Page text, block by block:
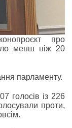
про
менш ніж 20
парламенту.
голосів із 226
проти,